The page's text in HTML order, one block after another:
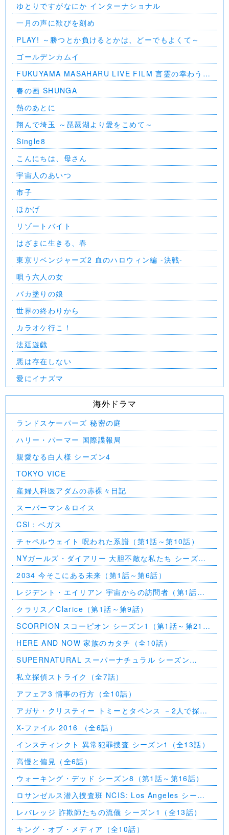
ゆとりですがなにか インターナショナル
一月の声に歓びを刻め
PLAY! ～勝つとか負けるとかは、どーでもよくて～
ゴールデンカムイ
FUKUYAMA MASAHARU LIVE FILM 言霊の幸わう夏
@NIPPON BUDOKAN 2023
春の画 SHUNGA
熱のあとに
翔んで埼玉 ～琵琶湖より愛をこめて～
Single8
こんにちは、母さん
宇宙人のあいつ
市子
ほかげ
リゾートバイト
はざまに生きる、春
東京リベンジャーズ2 血のハロウィン編 -決戦-
唄う六人の女
バカ塗りの娘
世界の終わりから
カラオケ行こ！
法廷遊戯
悪は存在しない
愛にイナズマ
海外ドラマ
ランドスケーパーズ 秘密の庭
ハリー・パーマー 国際諜報局
親愛なる白人様 シーズン4
TOKYO VICE
産婦人科医アダムの赤裸々日記
スーパーマン＆ロイス
CSI：ベガス
チャペルウェイト 呪われた系譜（第1話～第10話）
NYガールズ・ダイアリー 大胆不敵な私たち シーズン
5（第1話～第2話）
2034 今そこにある未来（第1話～第6話）
レジデント・エイリアン 宇宙からの訪問者（第1話～
第7話）
クラリス／Clarice（第1話～第9話）
SCORPION スコーピオン シーズン1（第1話～第21
話）
HERE AND NOW 家族のカタチ（全10話）
SUPERNATURAL スーパーナチュラル シーズン
11（全23話）
私立探偵ストライク（全7話）
アフェア3 情事の行方（全10話）
アガサ・クリスティー トミーとタペンス －2人で探偵
を－
X-ファイル 2016 （全6話）
インスティンクト 異常犯罪捜査 シーズン1（全13話）
高慢と偏見（全6話）
ウォーキング・デッド シーズン8（第1話～第16話）
ロサンゼルス潜入捜査班 NCIS: Los Angeles シーズ
ン5（第2話～第24話）
レバレッジ 詐欺師たちの流儀 シーズン1（全13話）
キング・オブ・メディア（全10話）